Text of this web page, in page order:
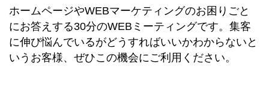
ホームページやWEBマーケティングのお困りごと
にお答えする30分のWEBミーティングです。集客
に伸び悩んでいるがどうすればいいかわからないと
いうお客様、ぜひこの機会にご利用ください。